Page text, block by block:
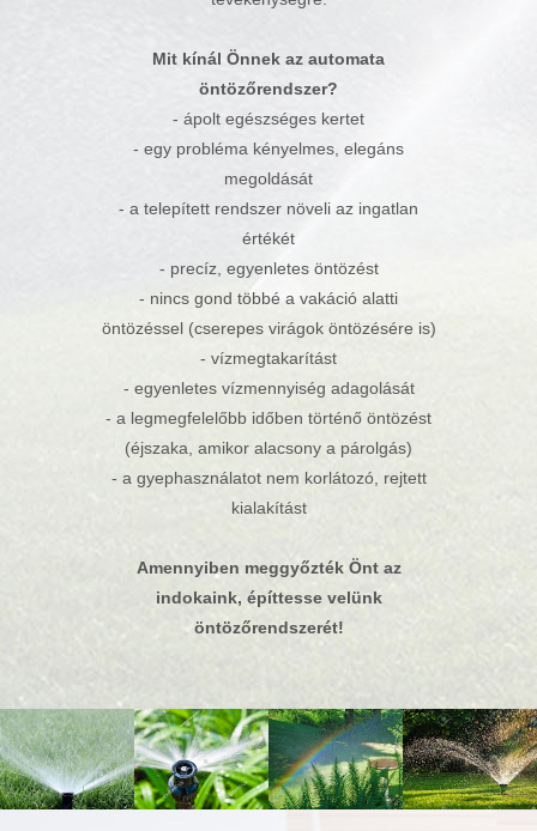
Mit kínál Önnek az automata
öntözőrendszer?
- ápolt egészséges kertet
- egy probléma kényelmes, elegáns
megoldását
- a telepített rendszer növeli az ingatlan
értékét
- precíz, egyenletes öntözést
- nincs gond többé a vakáció alatti
öntözéssel (cserepes virágok öntözésére is)
- vízmegtakarítást
- egyenletes vízmennyiség adagolását
- a legmegfelelőbb időben történő öntözést
(éjszaka, amikor alacsony a párolgás)
- a gyephasználatot nem korlátozó, rejtett
kialakítást
Amennyiben meggyőzték Önt az
indokaink, építtesse velünk
öntözőrendszerét!